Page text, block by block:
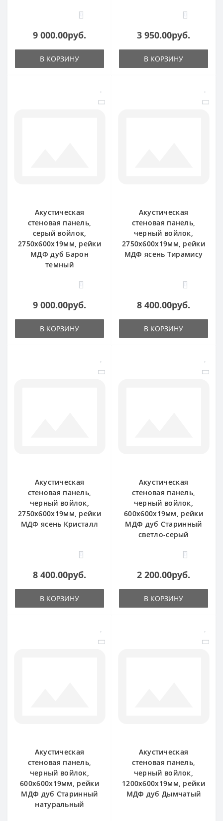
0
9 000.00руб.
В КОРЗИНУ
0
3 950.00руб.
В КОРЗИНУ
Акустическая
стеновая панель,
серый войлок,
2750х600х19мм, рейки
МДФ дуб Барон
темный
0
9 000.00руб.
В КОРЗИНУ
Акустическая
стеновая панель,
черный войлок,
2750х600х19мм, рейки
МДФ ясень Тирамису
0
8 400.00руб.
В КОРЗИНУ
Акустическая
стеновая панель,
черный войлок,
2750х600х19мм, рейки
МДФ ясень Кристалл
0
8 400.00руб.
В КОРЗИНУ
Акустическая
стеновая панель,
черный войлок,
600х600х19мм, рейки
МДФ дуб Старинный
светло-серый
0
2 200.00руб.
В КОРЗИНУ
Акустическая
стеновая панель,
черный войлок,
600х600х19мм, рейки
МДФ дуб Старинный
натуральный
Акустическая
стеновая панель,
черный войлок,
1200х600х19мм, рейки
МДФ дуб Дымчатый